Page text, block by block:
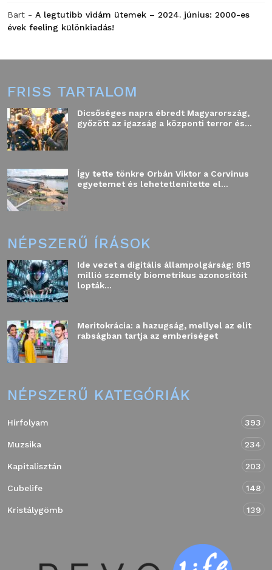
Bart - A legtutibb vidám ütemek – 2024. június: 2000-es
évek feeling különkiadás!
FRISS TARTALOM
Dicsőséges napra ébredt Magyarország,
győzött az igazság a központi terror és...
Így tette tönkre Orbán Viktor a Corvinus
egyetemet és lehetetlenítette el...
NÉPSZERŰ ÍRÁSOK
Ide vezet a digitális állampolgárság: 815
millió személy biometrikus azonosítóit
lopták...
Meritokrácia: a hazugság, mellyel az elit
rabságban tartja az emberiséget
NÉPSZERŰ KATEGÓRIÁK
Hírfolyam 393
Muzsika 234
Kapitalisztán 203
Cubelife 148
Kristálygömb 139